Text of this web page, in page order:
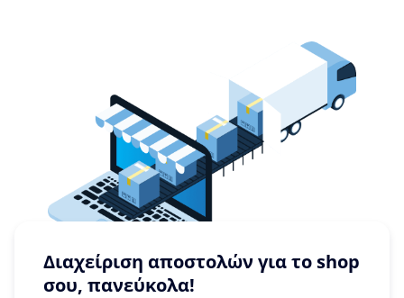
Διαχείριση αποστολών για το shop
σου, πανεύκολα!